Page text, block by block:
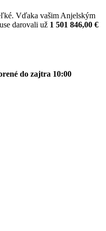
Vďaka vašim Anjelským
darovali už 1 501 846,00 €
do zajtra 10:00